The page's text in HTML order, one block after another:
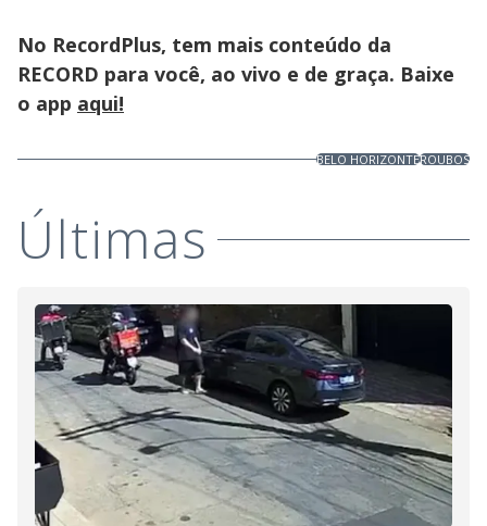
No RecordPlus, tem mais conteúdo da
RECORD para você, ao vivo e de graça. Baixe
o app aqui!
BELO HORIZONTEROUBOS
Últimas